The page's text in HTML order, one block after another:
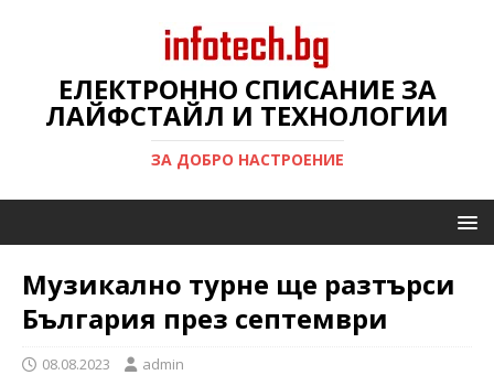
ЕЛЕКТРОННО СПИСАНИЕ ЗА
ЛАЙФСТАЙЛ И ТЕХНОЛОГИИ
ЗА ДОБРО НАСТРОЕНИЕ
Музикално турне ще разтърси
България през септември
08.08.2023 admin